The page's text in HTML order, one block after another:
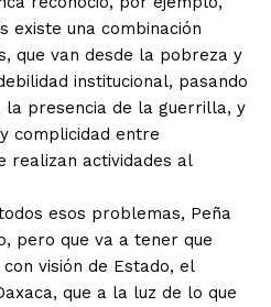
existe una combinación
que van desde la pobreza y
institucional, pasando
la presencia de la guerrilla, y
complicidad entre
realizan actividades al
esos problemas, Peña
pero que va a tener que
visión de Estado, el
que a la luz de lo que